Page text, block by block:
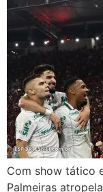
Com show tático
Palmeiras